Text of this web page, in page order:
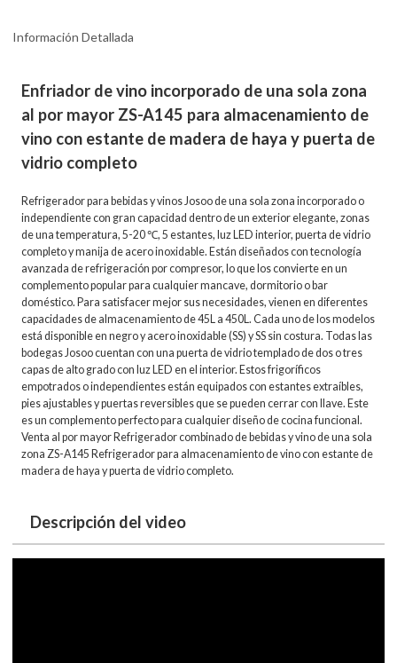
Información Detallada
Enfriador de vino incorporado de una sola zona
al por mayor ZS-A145 para almacenamiento de
vino con estante de madera de haya y puerta de
vidrio completo
Refrigerador para bebidas y vinos Josoo de una sola zona incorporado o
independiente con gran capacidad dentro de un exterior elegante, zonas
de una temperatura, 5-20 ℃, 5 estantes, luz LED interior, puerta de vidrio
completo y manija de acero inoxidable. Están diseñados con tecnología
avanzada de refrigeración por compresor, lo que los convierte en un
complemento popular para cualquier mancave, dormitorio o bar
doméstico. Para satisfacer mejor sus necesidades, vienen en diferentes
capacidades de almacenamiento de 45L a 450L. Cada uno de los modelos
está disponible en negro y acero inoxidable (SS) y SS sin costura. Todas las
bodegas Josoo cuentan con una puerta de vidrio templado de dos o tres
capas de alto grado con luz LED en el interior. Estos frigoríficos
empotrados o independientes están equipados con estantes extraíbles,
pies ajustables y puertas reversibles que se pueden cerrar con llave. Este
es un complemento perfecto para cualquier diseño de cocina funcional.
Venta al por mayor Refrigerador combinado de bebidas y vino de una sola
zona ZS-A145 Refrigerador para almacenamiento de vino con estante de
madera de haya y puerta de vidrio completo.
Descripción del video